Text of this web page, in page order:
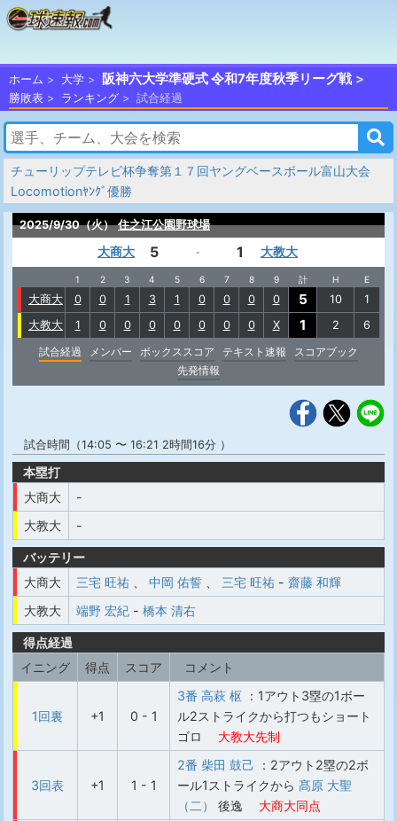
ホーム 大学 阪神六大学準硬式 令和7年度秋季リーグ戦
勝敗表 ランキング 試合経過
チューリップテレビ杯争奪第１７回ヤングベースボール富山大会
Locomotionﾔﾝｸﾞ優勝
2025/9/30（火） 住之江公園野球場
大商大 5 - 1 大教大
1 2 3 4 5 6 7 8 9 計 H E
大商大 0 0 1 3 1 0 0 0 0 5 10
1
大教大
1 0 0 0 0 0 0 0 X 1 2
6
試合経過
メンバー ボックススコア テキスト速報
スコアブック
先発情報
試合時間（14:05 〜 16:21 2時間16分 ）
本塁打
大商大
-
大教大
-
バッテリー
大商大
三宅 旺祐 中岡 佑誓 三宅 旺祐 - 齋藤 和輝
大教大
端野 宏紀 - 橋本 清右
得点経過
イニング
得点 スコア コメント
1回裏 +1 0 - 1
3番 高萩 枢 ：1アウト3塁の1ボー
ル2ストライクから打つもショート
ゴロ
大教大先制
3回表 +1 1 - 1
2番 柴田 鼓己 ：2アウト2塁の2ボ
ール1ストライクから 髙原 大聖
（二）
後逸 大商大同点